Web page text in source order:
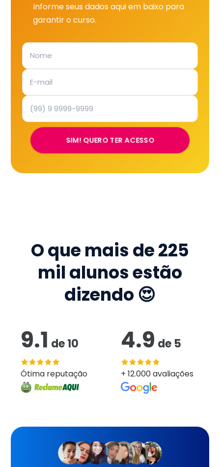
Informe seus dados aqui em baixo para
garantir o curso.
SIM! QUERO TER ACESSO
O que mais de225
mil alunos estão
dizendo 😍
9.1 de10
Ótima reputação
4.9 de 5
+ 12.000 avaliações